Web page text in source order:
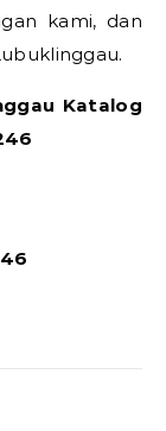
kami, dan
Katalog